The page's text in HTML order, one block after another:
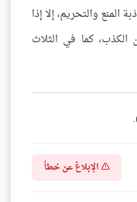
المنع والتحريم، إلا إذا
كما في الثلاث
الإبلاغ عن خطأ